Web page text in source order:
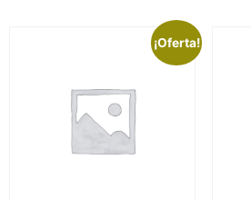
¡Oferta!